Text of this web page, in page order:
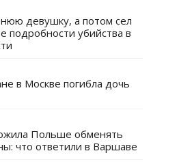
девушку, а потом сел
подробности убийства в
в Москве погибла дочь
Польше обменять
что ответили в Варшаве